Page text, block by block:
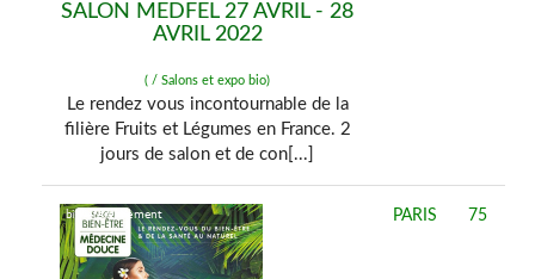
SALON MEDFEL 27 AVRIL - 28
AVRIL 2022
( / Salons et expo bio)
Le rendez vous incontournable de la
filière Fruits et Légumes en France. 2
jours de salon et de con[...]
PARIS 75